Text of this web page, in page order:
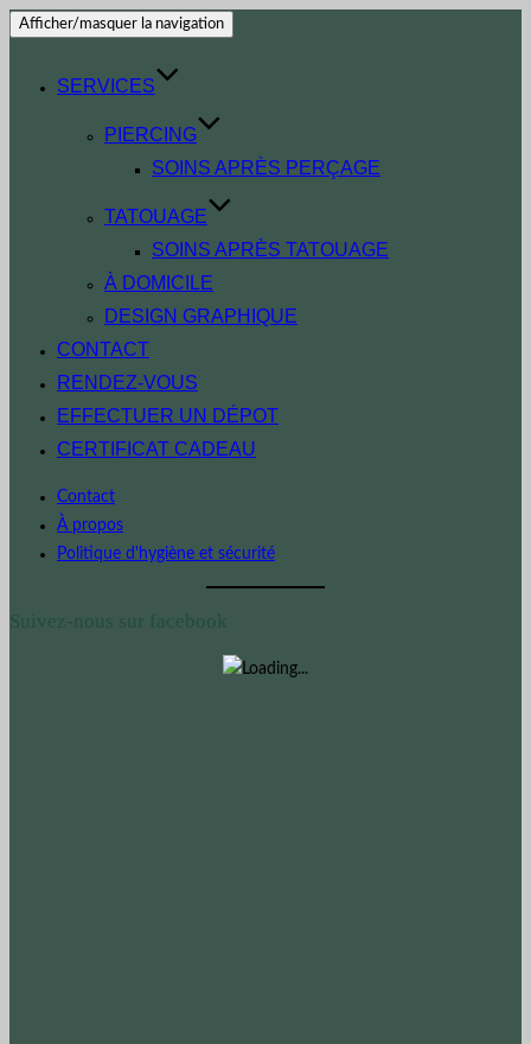
Afficher/masquer la navigation
SERVICES
PIERCING
SOINS APRÈS PERÇAGE
TATOUAGE
SOINS APRÈS TATOUAGE
À DOMICILE
DESIGN GRAPHIQUE
CONTACT
RENDEZ-VOUS
EFFECTUER UN DÉPOT
CERTIFICAT CADEAU
Contact
À propos
Politique d'hygiène et sécurité
Suivez-nous sur facebook